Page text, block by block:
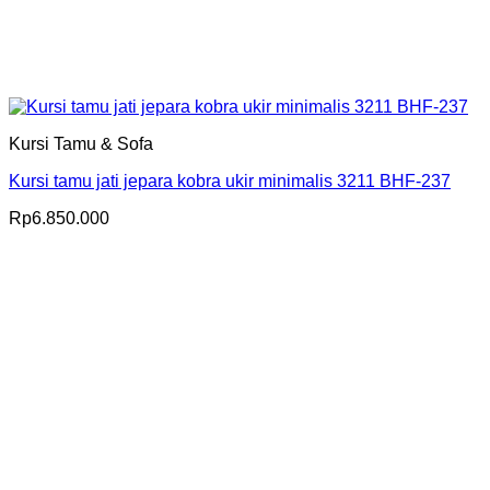
Kursi Tamu & Sofa
Kursi tamu jati jepara kobra ukir minimalis 3211 BHF-237
Rp6.850.000